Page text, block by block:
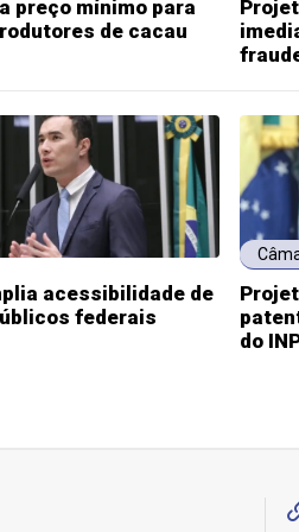
preço mínimo para
de cacau
acessibilidade de
federais
do